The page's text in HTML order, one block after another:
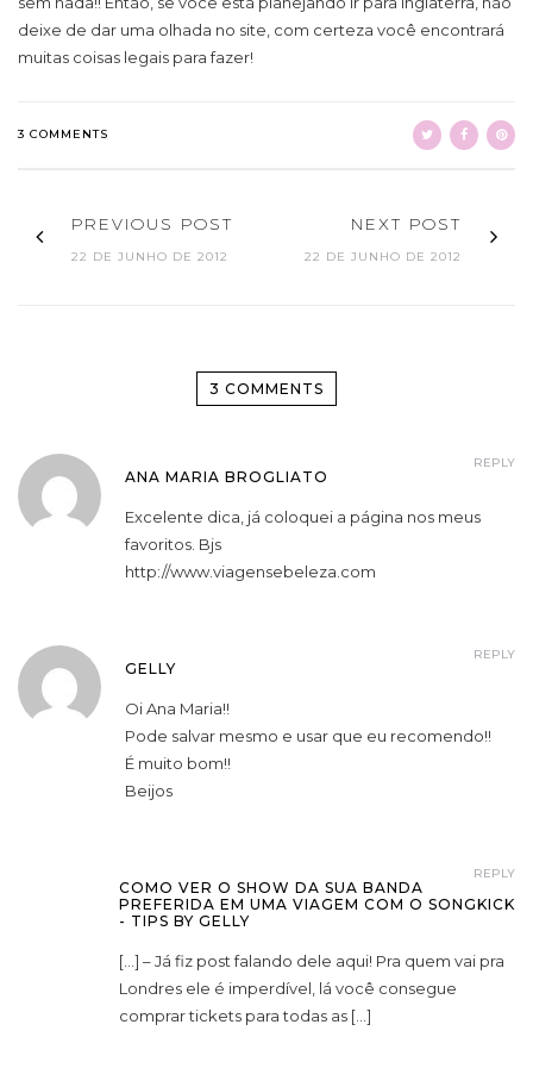
deixe de dar uma olhada no site, com certeza você encontrará
muitas coisas legais para fazer!
3 COMMENTS
PREVIOUS POST
22 DE JUNHO DE 2012
NEXT POST
22 DE JUNHO DE 2012
3 COMMENTS
REPLY
ANA MARIA BROGLIATO
Excelente dica, já coloquei a página nos meus
favoritos. Bjs
http://www.viagensebeleza.com
REPLY
GELLY
Oi Ana Maria!!
Pode salvar mesmo e usar que eu recomendo!!
É muito bom!!
Beijos
REPLY
COMO VER O SHOW DA SUA BANDA
PREFERIDA EM UMA VIAGEM COM O SONGKICK
- TIPS BY GELLY
[…] – Já fiz post falando dele aqui! Pra quem vai pra
Londres ele é imperdível, lá você consegue
comprar tickets para todas as […]